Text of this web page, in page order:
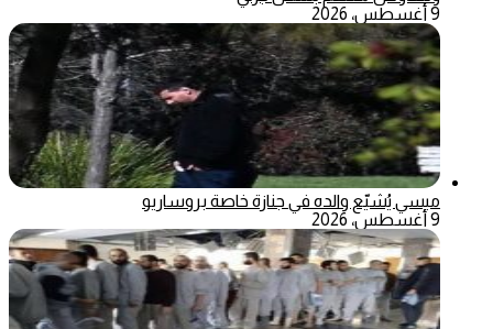
9 أغسطس، 2026
ميسي يُشيّع والده في جنازة خاصة بروساريو
9 أغسطس، 2026